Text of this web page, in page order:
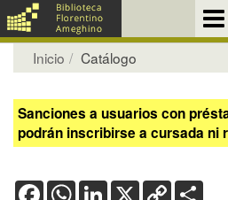
Inicio Catálogo
Sanciones a usuarios con
podrán inscribirse a cursada ni
FacebookWhatsApp
LinkedIn
X Copy